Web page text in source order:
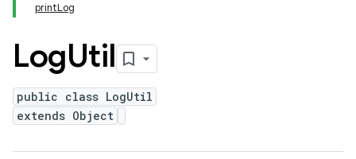
printLog
LogUtil
public class LogUtil
extends Object